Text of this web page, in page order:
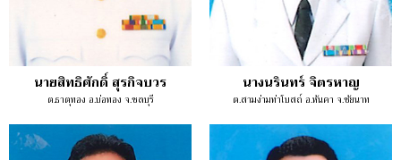
นายสิทธิศักดิ์ สุรกิจบวร
ต.ธาตุทอง อ.บ่อทอง จ.ชลบุรี
นางนรินทร์ จิตรหาญ
ต.สามง่ามท่าโบสถ์ อ.หันคา จ.ชัยนาท